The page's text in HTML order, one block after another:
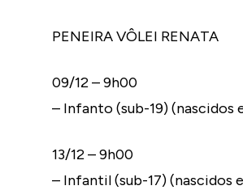
PENEIRA VÔLEI RENATA
09/12 – 9h00
– Infanto (sub-19) (nascidos
13/12 – 9h00
– Infantil (sub-17) (nascidos